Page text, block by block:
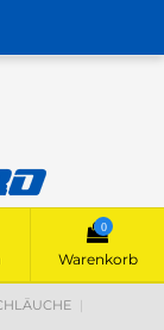
0
Warenkorb